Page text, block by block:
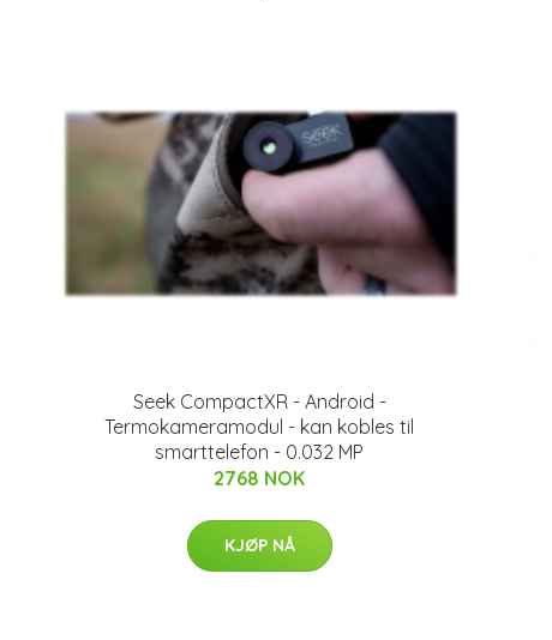
Seek CompactXR - Android -
Termokameramodul - kan kobles til
smarttelefon - 0.032 MP
2768 NOK
KJØP NÅ